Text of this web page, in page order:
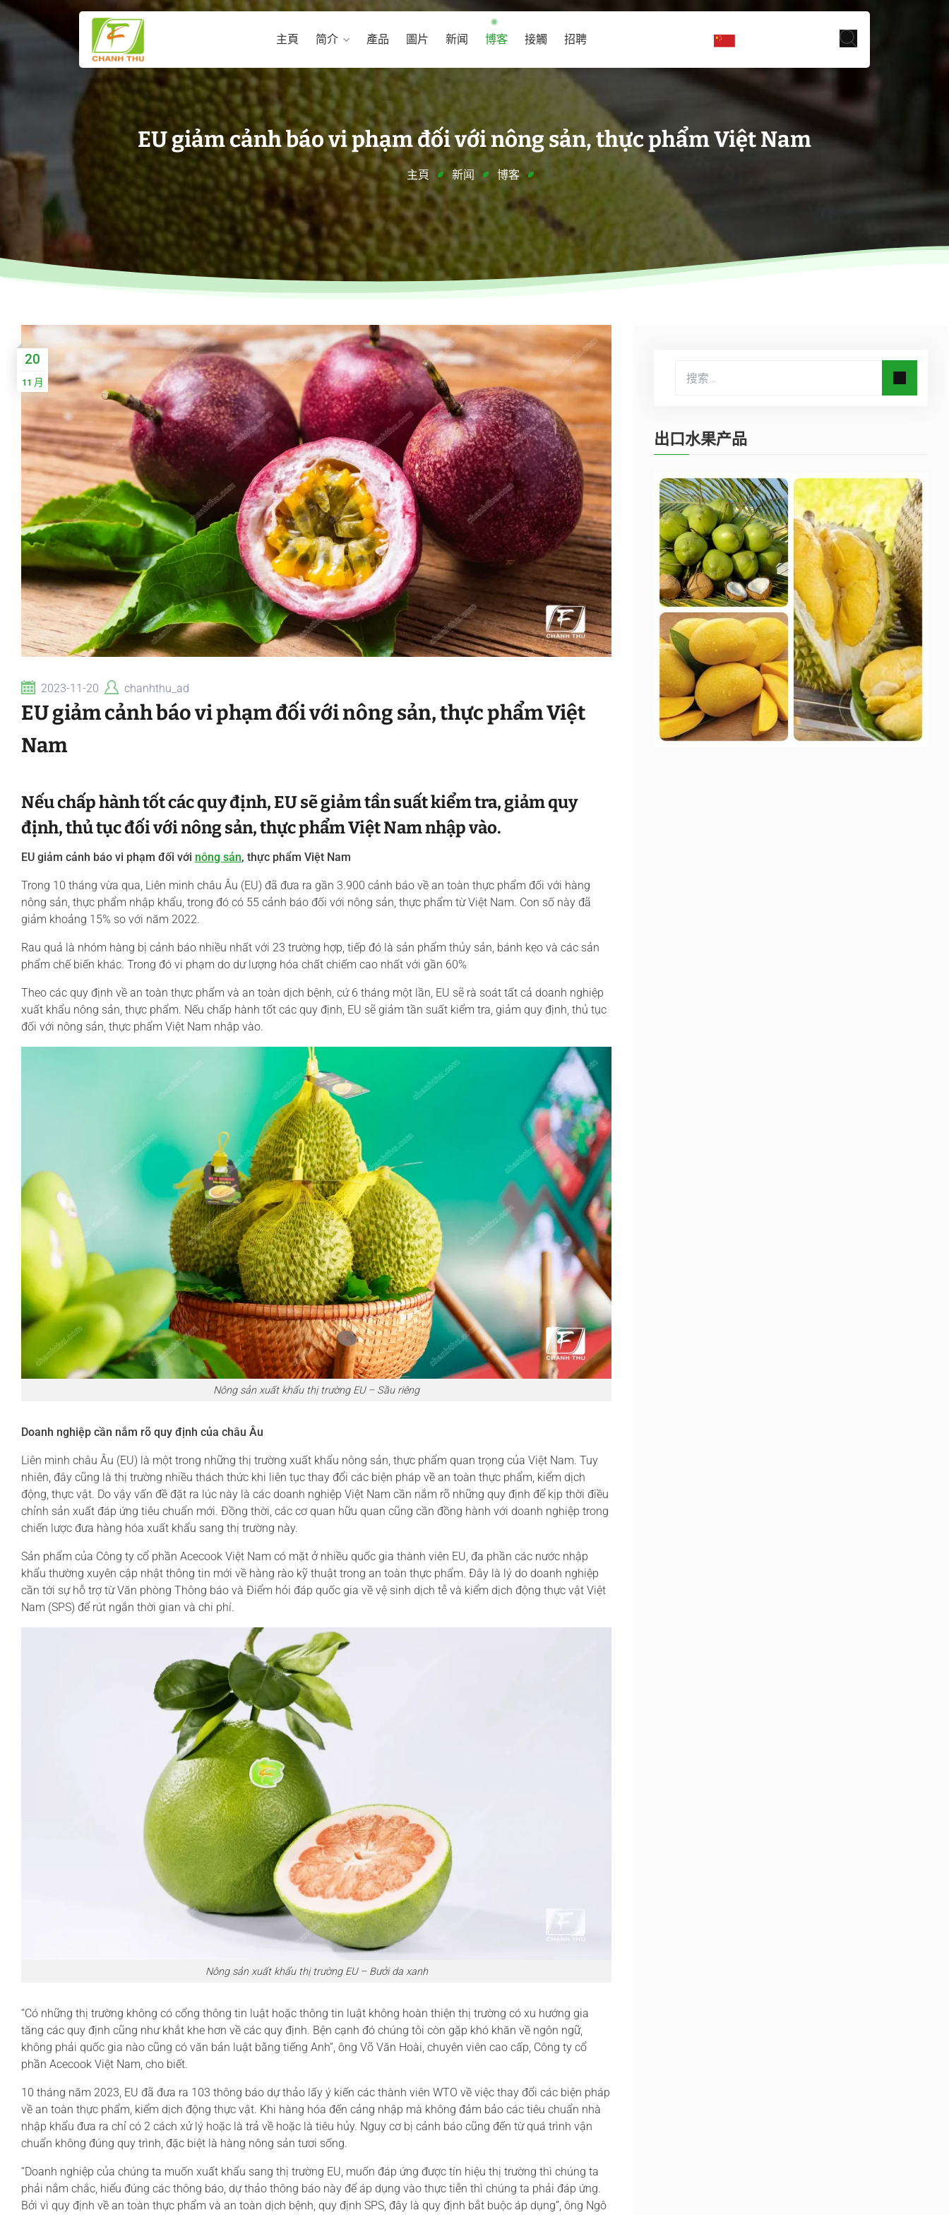
跳
内
主頁 简介 產品 圖片 新闻 博客 接觸 招聘
EU giảm cảnh báo vi phạm đối với nông sản, thực phẩm Việt Nam
主頁 新闻 博客
20
11 月
2023-11-20 chanhthu_ad
EU giảm cảnh báo vi phạm đối với nông sản, thực phẩm Việt
Nam
Nếu chấp hành tốt các quy định, EU sẽ giảm tần suất kiểm tra, giảm quy
định, thủ tục đối với nông sản, thực phẩm Việt Nam nhập vào.
EU giảm cảnh báo vi phạm đối với nông sản, thực phẩm Việt Nam
Trong 10 tháng vừa qua, Liên minh châu Âu (EU) đã đưa ra gần 3.900 cảnh báo về an toàn thực phẩm đối với hàng
nông sản, thực phẩm nhập khẩu, trong đó có 55 cảnh báo đối với nông sản, thực phẩm từ Việt Nam. Con số này đã
giảm khoảng 15% so với năm 2022.
Rau quả là nhóm hàng bị cảnh báo nhiều nhất với 23 trường hợp, tiếp đó là sản phẩm thủy sản, bánh kẹo và các sản
phẩm chế biến khác. Trong đó vi phạm do dư lượng hóa chất chiếm cao nhất với gần 60%
Theo các quy định về an toàn thực phẩm và an toàn dịch bệnh, cứ 6 tháng một lần, EU sẽ rà soát tất cả doanh nghiệp
xuất khẩu nông sản, thực phẩm. Nếu chấp hành tốt các quy định, EU sẽ giảm tần suất kiểm tra, giảm quy định, thủ tục
đối với nông sản, thực phẩm Việt Nam nhập vào.
Nông sản xuất khẩu thị trường EU – Sầu riêng
Doanh nghiệp cần nắm rõ quy định của châu Âu
Liên minh châu Âu (EU) là một trong những thị trường xuất khẩu nông sản, thực phẩm quan trọng của Việt Nam. Tuy
nhiên, đây cũng là thị trường nhiều thách thức khi liên tục thay đổi các biện pháp về an toàn thực phẩm, kiểm dịch
động, thực vật. Do vậy vấn đề đặt ra lúc này là các doanh nghiệp Việt Nam cần nắm rõ những quy định để kịp thời điều
chỉnh sản xuất đáp ứng tiêu chuẩn mới. Đồng thời, các cơ quan hữu quan cũng cần đồng hành với doanh nghiệp trong
chiến lược đưa hàng hóa xuất khẩu sang thị trường này.
Sản phẩm của Công ty cổ phần Acecook Việt Nam có mặt ở nhiều quốc gia thành viên EU, đa phần các nước nhập
khẩu thường xuyên cập nhật thông tin mới về hàng rào kỹ thuật trong an toàn thực phẩm. Đây là lý do doanh nghiệp
cần tới sự hỗ trợ từ Văn phòng Thông báo và Điểm hỏi đáp quốc gia về vệ sinh dịch tễ và kiểm dịch động thực vật Việt
Nam (SPS) để rút ngắn thời gian và chi phí.
Nông sản xuất khẩu thị trường EU – Bưởi da xanh
“Có những thị trường không có cổng thông tin luật hoặc thông tin luật không hoàn thiện thị trường có xu hướng gia
tăng các quy định cũng như khắt khe hơn về các quy định. Bện cạnh đó chúng tôi còn gặp khó khăn về ngôn ngữ,
không phải quốc gia nào cũng có văn bản luật bằng tiếng Anh”, ông Võ Văn Hoài, chuyên viên cao cấp, Công ty cổ
phần Acecook Việt Nam, cho biết.
10 tháng năm 2023, EU đã đưa ra 103 thông báo dự thảo lấy ý kiến các thành viên WTO về việc thay đổi các biện pháp
về an toàn thực phẩm, kiểm dịch động thực vật. Khi hàng hóa đến cảng nhập mà không đảm bảo các tiêu chuẩn nhà
nhập khẩu đưa ra chỉ có 2 cách xử lý hoặc là trả về hoặc là tiêu hủy. Nguy cơ bị cảnh báo cũng đến từ quá trình vận
chuẩn không đúng quy trình, đặc biệt là hàng nông sản tươi sống.
“Doanh nghiệp của chúng ta muốn xuất khẩu sang thị trường EU, muốn đáp ứng được tín hiệu thị trường thì chúng ta
phải nắm chắc, hiểu đúng các thông báo, dự thảo thông báo này để áp dụng vào thực tiễn thì chúng ta phải đáp ứng.
Bởi vì quy định về an toàn thực phẩm và an toàn dịch bệnh, quy định SPS, đây là quy định bắt buộc áp dụng”, ông Ngô
出口水果产品